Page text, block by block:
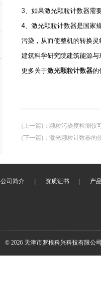
3、如果激光颗粒计数器需
4、激光颗粒计数器是国家
污染，从而使整机的转换
建筑科学研究院建筑能源
更多关于激光颗粒计数器的
(上一篇) ： 颗粒污染度检测仪
(下一篇) ： 激光颗粒计数器的
公司简介 资质证书 产
© 2026 天津市罗根科兴科技有限公